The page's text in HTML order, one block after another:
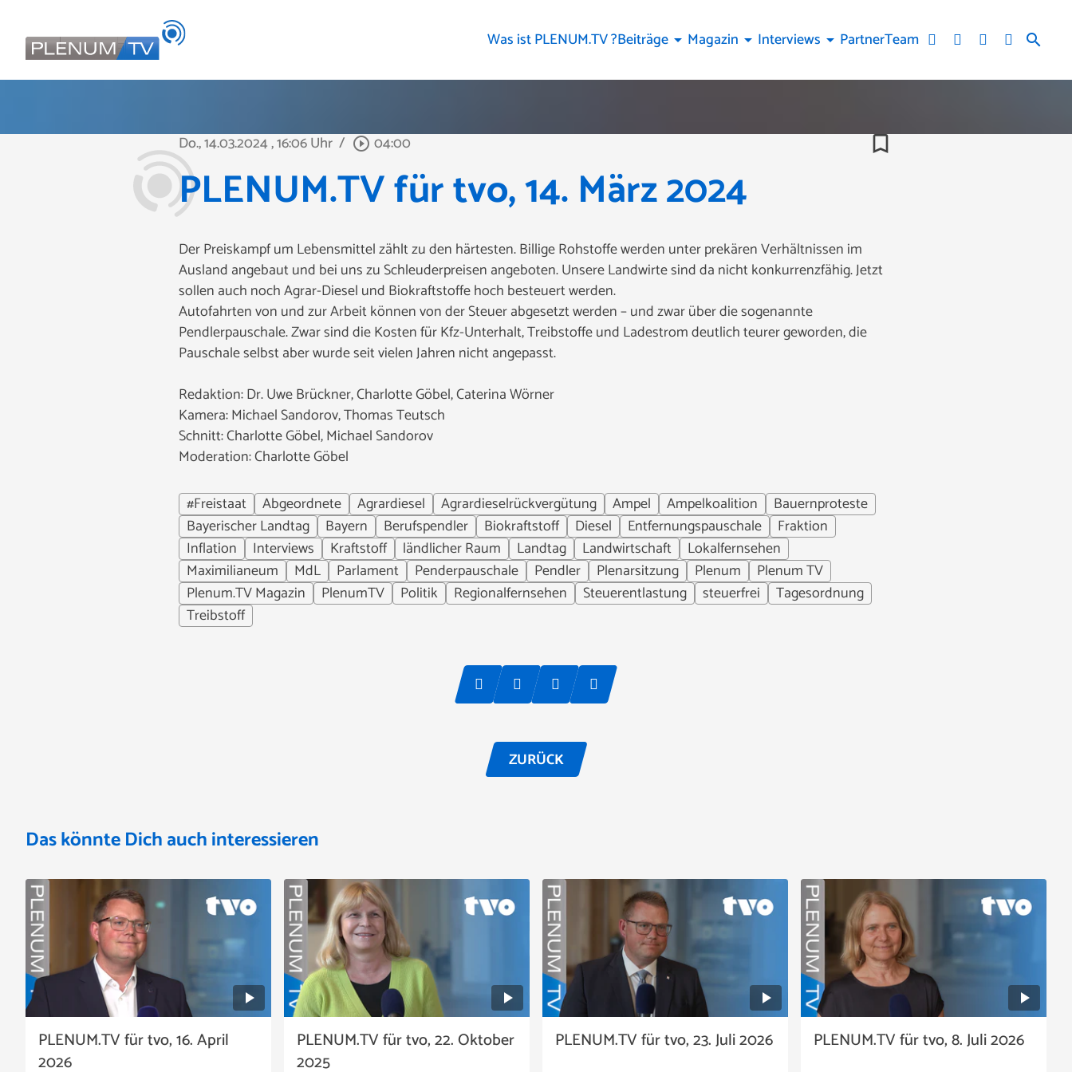
search
Was ist PLENUM.TV ?Beiträge arrow_drop_down Magazin arrow_drop_down Interviews arrow_drop_down PartnerTeam
Do., 14.03.2024, 16:06 Uhr / play_circle_outline 04:00 bookmark_border
PLENUM.TV für tvo, 14. März 2024
Der Preiskampf um Lebensmittel zählt zu den härtesten. Billige Rohstoffe werden unter prekären Verhältnissen im
Ausland angebaut und bei uns zu Schleuderpreisen angeboten. Unsere Landwirte sind da nicht konkurrenzfähig. Jetzt
sollen auch noch Agrar-Diesel und Biokraftstoffe hoch besteuert werden.
Autofahrten von und zur Arbeit können von der Steuer abgesetzt werden – und zwar über die sogenannte
Pendlerpauschale. Zwar sind die Kosten für Kfz-Unterhalt, Treibstoffe und Ladestrom deutlich teurer geworden, die
Pauschale selbst aber wurde seit vielen Jahren nicht angepasst.
Redaktion: Dr. Uwe Brückner, Charlotte Göbel, Caterina Wörner
Kamera: Michael Sandorov, Thomas Teutsch
Schnitt: Charlotte Göbel, Michael Sandorov
Moderation: Charlotte Göbel
#Freistaat
Abgeordnete Agrardiesel Agrardieselrückvergütung Ampel Ampelkoalition
Bauernproteste
Bayerischer Landtag
Bayern Berufspendler Biokraftstoff Diesel Entfernungspauschale
Fraktion
Inflation
Interviews Kraftstoff ländlicher Raum Landtag Landwirtschaft
Lokalfernsehen
Maximilianeum
MdL Parlament Penderpauschale Pendler Plenarsitzung Plenum
Plenum TV
Plenum.TV Magazin
PlenumTV Politik Regionalfernsehen Steuerentlastung steuerfrei
Tagesordnung
Treibstoff
ZURÜCK
Das könnte Dich auch interessieren
PLENUM.TV für tvo, 16. April
2026
PLENUM.TV für tvo, 22. Oktober
2025
PLENUM.TV für tvo, 23. Juli 2026 PLENUM.TV für tvo, 8. Juli 2026